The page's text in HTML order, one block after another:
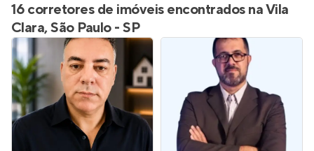
16 corretores de imóveis encontrados na Vila
Clara, São Paulo - SP